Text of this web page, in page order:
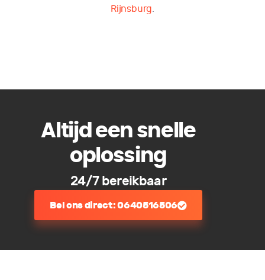
Rijnsburg.
Altijd een snelle
oplossing
24/7 bereikbaar
Bel ons direct: 0640516506